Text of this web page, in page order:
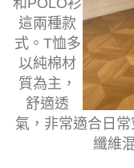
這兩種款
式。T恤多
以純棉材
質為主，
舒適透
氣，非常適合日
纖維